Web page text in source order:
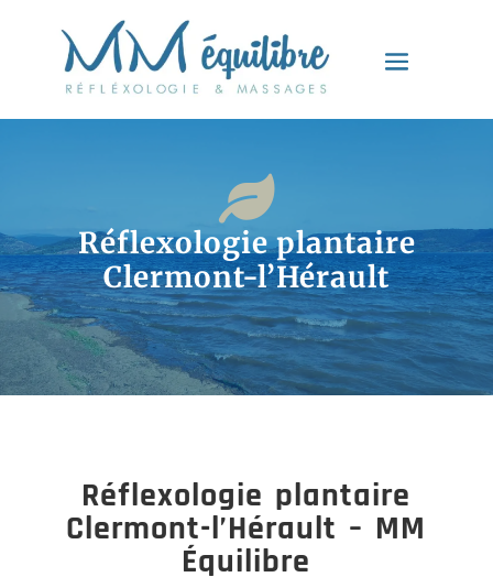

Réflexologie plantaire
Clermont-l’Hérault
Réflexologie plantaire
Clermont-l’Hérault – MM
Équilibre